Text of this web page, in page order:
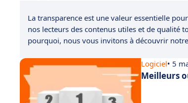
La transparence est une valeur essentielle
nos lecteurs des contenus utiles et de qualité
pourquoi, nous vous invitons à découvrir
Logiciel• 5
Meilleurs